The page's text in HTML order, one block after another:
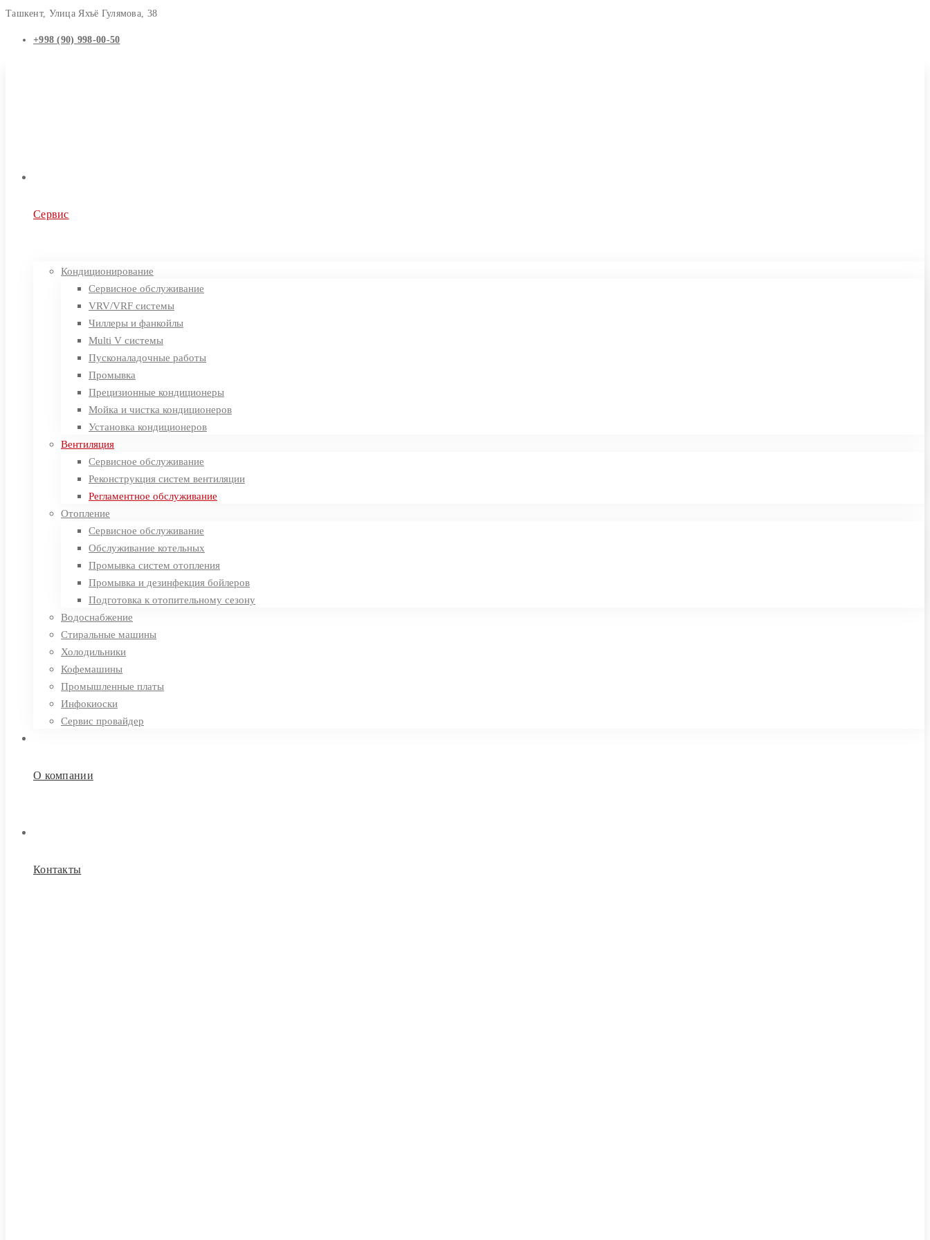
Ташкент, Улица Яхъё Гулямова, 38
+998 (90) 998-00-50
Сервис
Кондиционирование
Сервисное обслуживание
VRV/VRF системы
Чиллеры и фанкойлы
Multi V системы
Пусконаладочные работы
Промывка
Прецизионные кондиционеры
Мойка и чистка кондиционеров
Установка кондиционеров
Вентиляция
Сервисное обслуживание
Реконструкция систем вентиляции
Регламентное обслуживание
Отопление
Сервисное обслуживание
Обслуживание котельных
Промывка систем отопления
Промывка и дезинфекция бойлеров
Подготовка к отопительному сезону
Водоснабжение
Стиральные машины
Холодильники
Кофемашины
Промышленные платы
Инфокиоски
Сервис провайдер
О компании
Контакты